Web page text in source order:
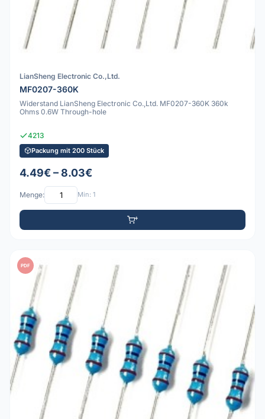
LianSheng Electronic Co.,Ltd.
MF0207-360K
Widerstand LianSheng Electronic Co.,Ltd. MF0207-360K 360k
Ohms 0.6W Through-hole
4213
Packung mit 200 Stück
4.49€ – 8.03€
Menge: Min: 1
PDF